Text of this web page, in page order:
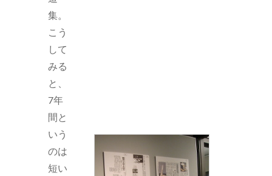
集。
こう
して
みる
と、
7年
間と
いう
のは
短い